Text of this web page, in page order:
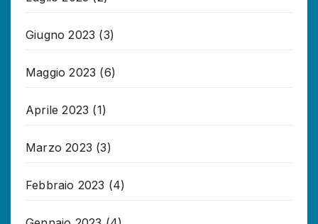
Giugno 2023 (3)
Maggio 2023 (6)
Aprile 2023 (1)
Marzo 2023 (3)
Febbraio 2023 (4)